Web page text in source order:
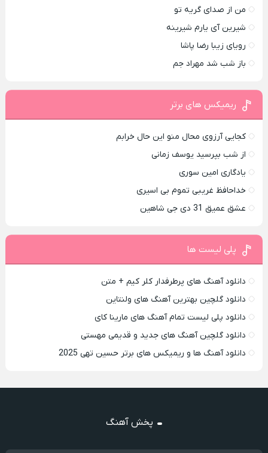
من از صدای گريه تو
شیرین آی یارم شیرینه
رویای زیبا رضا پاشا
باز شب شد مهراد جم
ریمیکس های برتر
کجایی آرزوی محال منو این حال خرابم
از شب بپرسید یوسف زمانی
یادگاری امین سوری
خداحافظ غریبی تموم بی اسیری
عشق عمیق 31 دی جی شاهین
پلی لیست ها
دانلود آهنگ های پرطرفدار کلر کیم + متن
دانلود گلچین بهترین آهنگ های ولنتاین
دانلود پلی لیست تمام آهنگ های مارینا کای
دانلود گلچین آهنگ های جدید و قدیمی مهستی
دانلود آهنگ ها و ریمیکس های برتر حسین تهی 2025
پخش آهنگ